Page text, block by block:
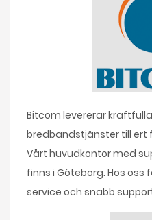
Bitcom levererar
bredbandstjänster till ert
Vårt huvudkontor med
finns i Göteborg. Hos
service och snabb